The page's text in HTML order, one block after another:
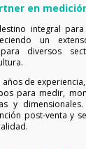
en
integral
un
diversos
años de
para medir,
y
post-venta y